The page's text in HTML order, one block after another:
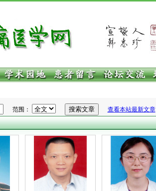
范围：
查看本站最新文章